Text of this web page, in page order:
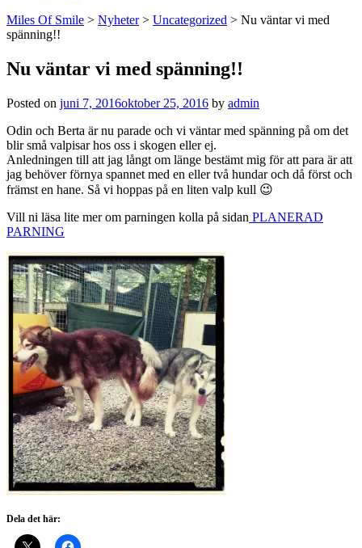
Miles Of Smile > Nyheter> Uncategorized > Nu väntar vi med
spänning!!
Nu väntar vi med spänning!!
Posted on juni 7, 2016oktober 25, 2016 by admin
Odin och Berta är nu parade och vi väntar med spänning på om det
blir små valpisar hos oss i skogen eller ej.
Anledningen till att jag långt om länge bestämt mig för att para är att
jag behöver förnya spannet med en eller två hundar och då först och
främst en hane. Så vi hoppas på en liten valp kull 😉
Vill ni läsa lite mer om parningen kolla på sidan PLANERAD
PARNING
Dela det här: